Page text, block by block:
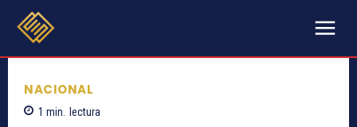
NACIONAL
1 min. lectura